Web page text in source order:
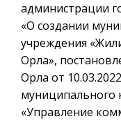
администрации
«О создании
учреждения
Орла»,
Орла от
муниципального
«Управление